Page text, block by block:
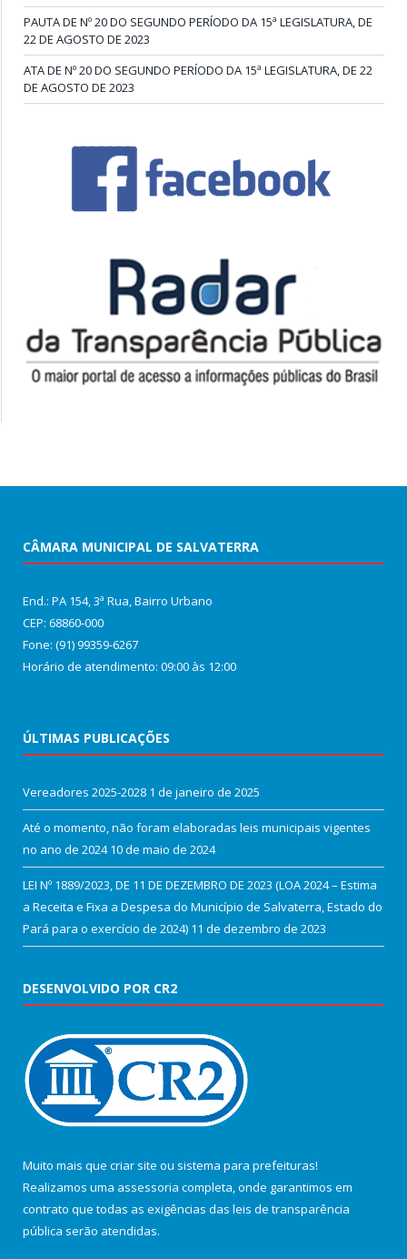
PAUTA DE Nº 20 DO SEGUNDO PERÍODO DA 15ª LEGISLATURA, DE
22 DE AGOSTO DE 2023
ATA DE Nº 20 DO SEGUNDO PERÍODO DA 15ª LEGISLATURA, DE 22
DE AGOSTO DE 2023
CÂMARA MUNICIPAL DE SALVATERRA
End.: PA 154, 3ª Rua, Bairro Urbano
CEP: 68860‑000
Fone: (91) 99359-6267
Horário de atendimento: 09:00 às 12:00
ÚLTIMAS PUBLICAÇÕES
Vereadores 2025-2028 1 de janeiro de 2025
Até o momento, não foram elaboradas leis municipais vigentes
no ano de 2024 10 de maio de 2024
LEI Nº 1889/2023, DE 11 DE DEZEMBRO DE 2023 (LOA 2024 – Estima
a Receita e Fixa a Despesa do Município de Salvaterra, Estado do
Pará para o exercício de 2024) 11 de dezembro de 2023
DESENVOLVIDO POR CR2
Muito mais que criar site ou sistema para prefeituras!
Realizamos uma assessoria completa, onde garantimos em
contrato que todas as exigências das leis de transparência
pública serão atendidas.